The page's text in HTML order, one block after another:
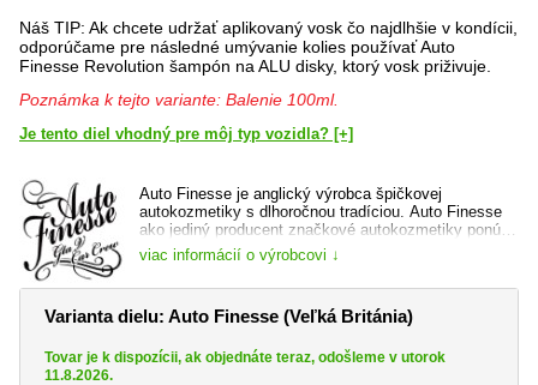
Náš TIP: Ak chcete udržať aplikovaný vosk čo najdlhšie v kondícii,
odporúčame pre následné umývanie kolies používať Auto
Finesse Revolution šampón na ALU disky, ktorý vosk priživuje.
Poznámka k tejto variante: Balenie 100ml.
Je tento diel vhodný pre môj typ vozidla? [+]
Auto Finesse je anglický výrobca špičkovej
autokozmetiky s dlhoročnou tradíciou. Auto Finesse
ako jediný producent značkové autokozmetiky ponúka
okrem výnimočných produktov aj určitý životný štýl,
ktorý je čím ďalej bližšie miliónom užívateľov po
celom svete. V ponuke nájdete kompletný sortiment
čističe a impregnácia na takmer akýkoľvek povrch
laku s jednoduchou aplikáciou.
viac informácií o výrobcovi ↓
Varianta dielu: Auto Finesse (Veľká Británia)
Tovar je k dispozícii, ak objednáte teraz, odošleme v utorok
11.8.2026.